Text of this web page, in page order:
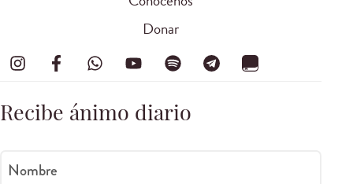
Donar
Recibe ánimo diario
Nombre